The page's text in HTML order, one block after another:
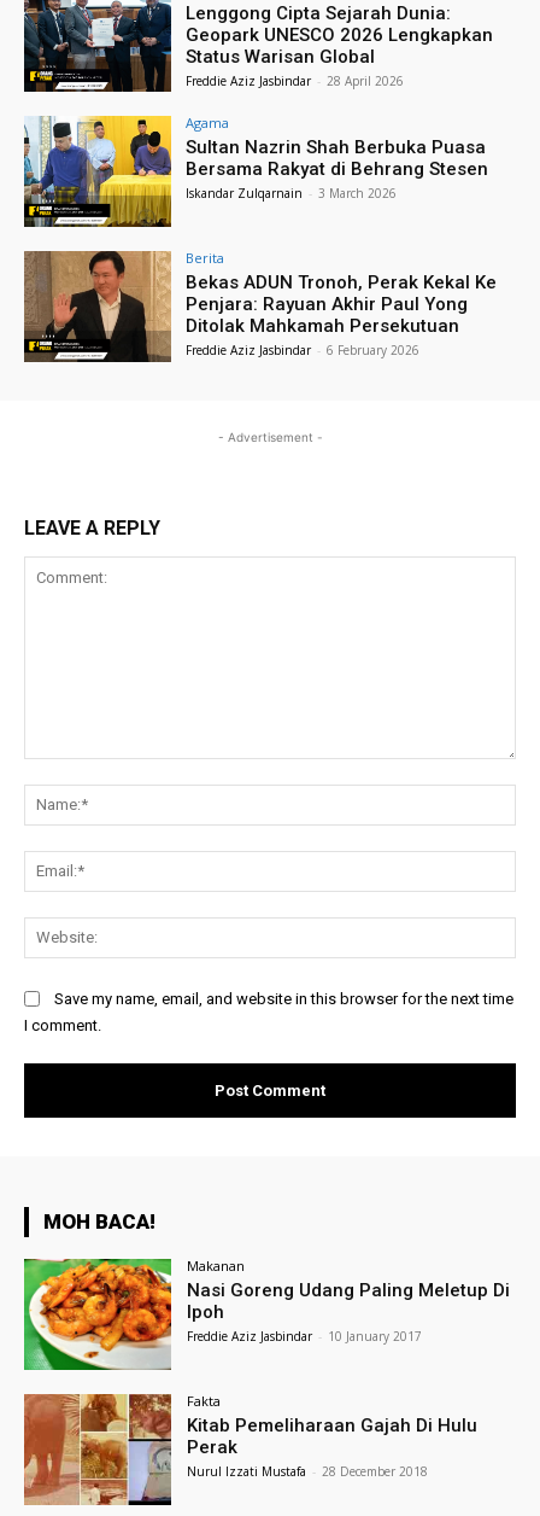
Lenggong Cipta Sejarah Dunia:
Geopark UNESCO 2026 Lengkapkan
Status Warisan Global
Freddie Aziz Jasbindar - 28 April 2026
Agama
Sultan Nazrin Shah Berbuka Puasa
Bersama Rakyat di Behrang Stesen
Iskandar Zulqarnain - 3 March 2026
Berita
Bekas ADUN Tronoh, Perak Kekal Ke
Penjara: Rayuan Akhir Paul Yong
Ditolak Mahkamah Persekutuan
Freddie Aziz Jasbindar - 6 February 2026
- Advertisement -
LEAVE A REPLY
Save my name, email, and website in this browser for the next time
I comment.
MOH BACA!
Makanan
Nasi Goreng Udang Paling Meletup Di
Ipoh
Freddie Aziz Jasbindar - 10 January 2017
Fakta
Kitab Pemeliharaan Gajah Di Hulu
Perak
Nurul Izzati Mustafa - 28 December 2018